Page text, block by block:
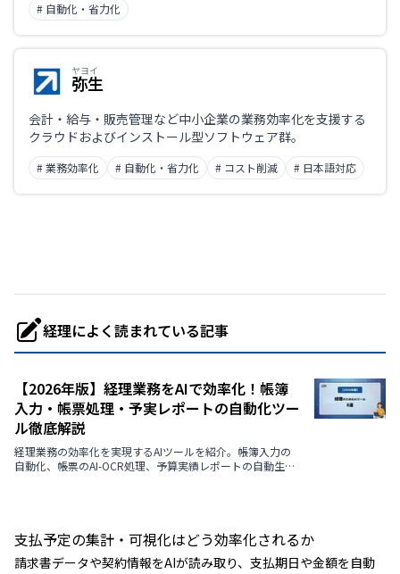
# 自動化・省力化
ヤヨイ
弥生
会計・給与・販売管理など中小企業の業務効率化を支援する
クラウドおよびインストール型ソフトウェア群。
# 業務効率化 # 自動化・省力化 # コスト削減 # 日本語対応
経理によく読まれている記事
【2026年版】経理業務をAIで効率化！帳簿
入力・帳票処理・予実レポートの自動化ツー
ル徹底解説
経理業務の効率化を実現するAIツールを紹介。帳簿入力の
自動化、帳票のAI-OCR処理、予算実績レポートの自動生成
支払予定の集計・可視化はどう効率化されるか
請求書データや契約情報をAIが読み取り、支払期日や金額を自動